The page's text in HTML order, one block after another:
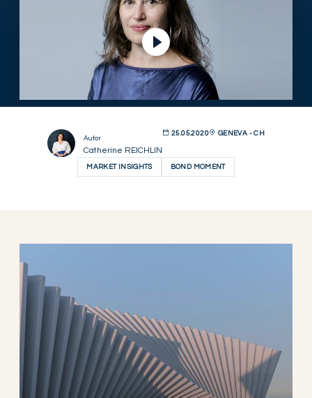
Autor
Catherine REICHLIN
25.05.2020 GENEVA - CH
MARKET INSIGHTS BOND MOMENT